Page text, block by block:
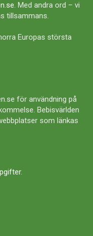
. Med andra ord – vi
tillsammans.
Europas största
för användning på
Bebisvärlden
som länkas
.